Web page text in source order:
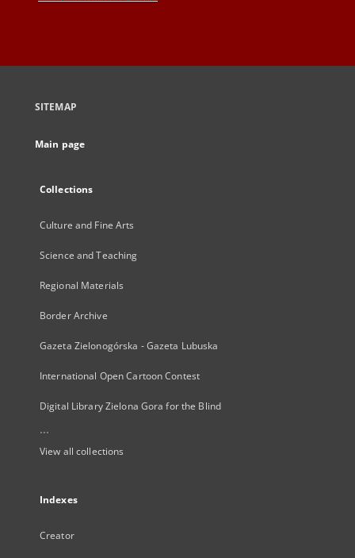
SITEMAP
Main page
Collections
Culture and Fine Arts
Science and Teaching
Regional Materials
Border Archive
Gazeta Zielonogórska - Gazeta Lubuska
International Open Cartoon Contest
Digital Library Zielona Gora for the Blind
...
View all collections
Indexes
Creator